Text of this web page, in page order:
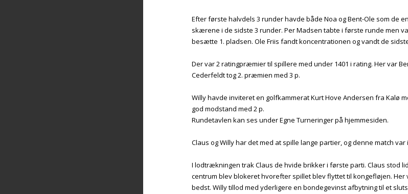
Efter første halvdels 3 runder havde både Noa og Bent-Ole som de
skærene i de sidste 3 runder. Per Madsen tabte i første runde men
besætte 1. pladsen. Ole Friis fandt koncentrationen og vandt de
Der var 2 ratingpræmier til spillere med under 1401 i rating. Her var
Cederfeldt tog 2. præmien med 3 p.
Willy havde inviteret en golfkammerat Kurt Hove Andersen fra Kalø
god modstand med 2 p.
Rundetavlen kan ses under Egne Turneringer på hjemmesiden.
Claus og Willy har det med at spille lange partier, og denne match
I lodtrækningen trak Claus de hvide brikker i første parti. Claus stod
centrum blev blokeret hvorefter spillet blev flyttet til kongefløjen.
bedst. Willy tillod med yderligere en bondegevinst afbytning til et